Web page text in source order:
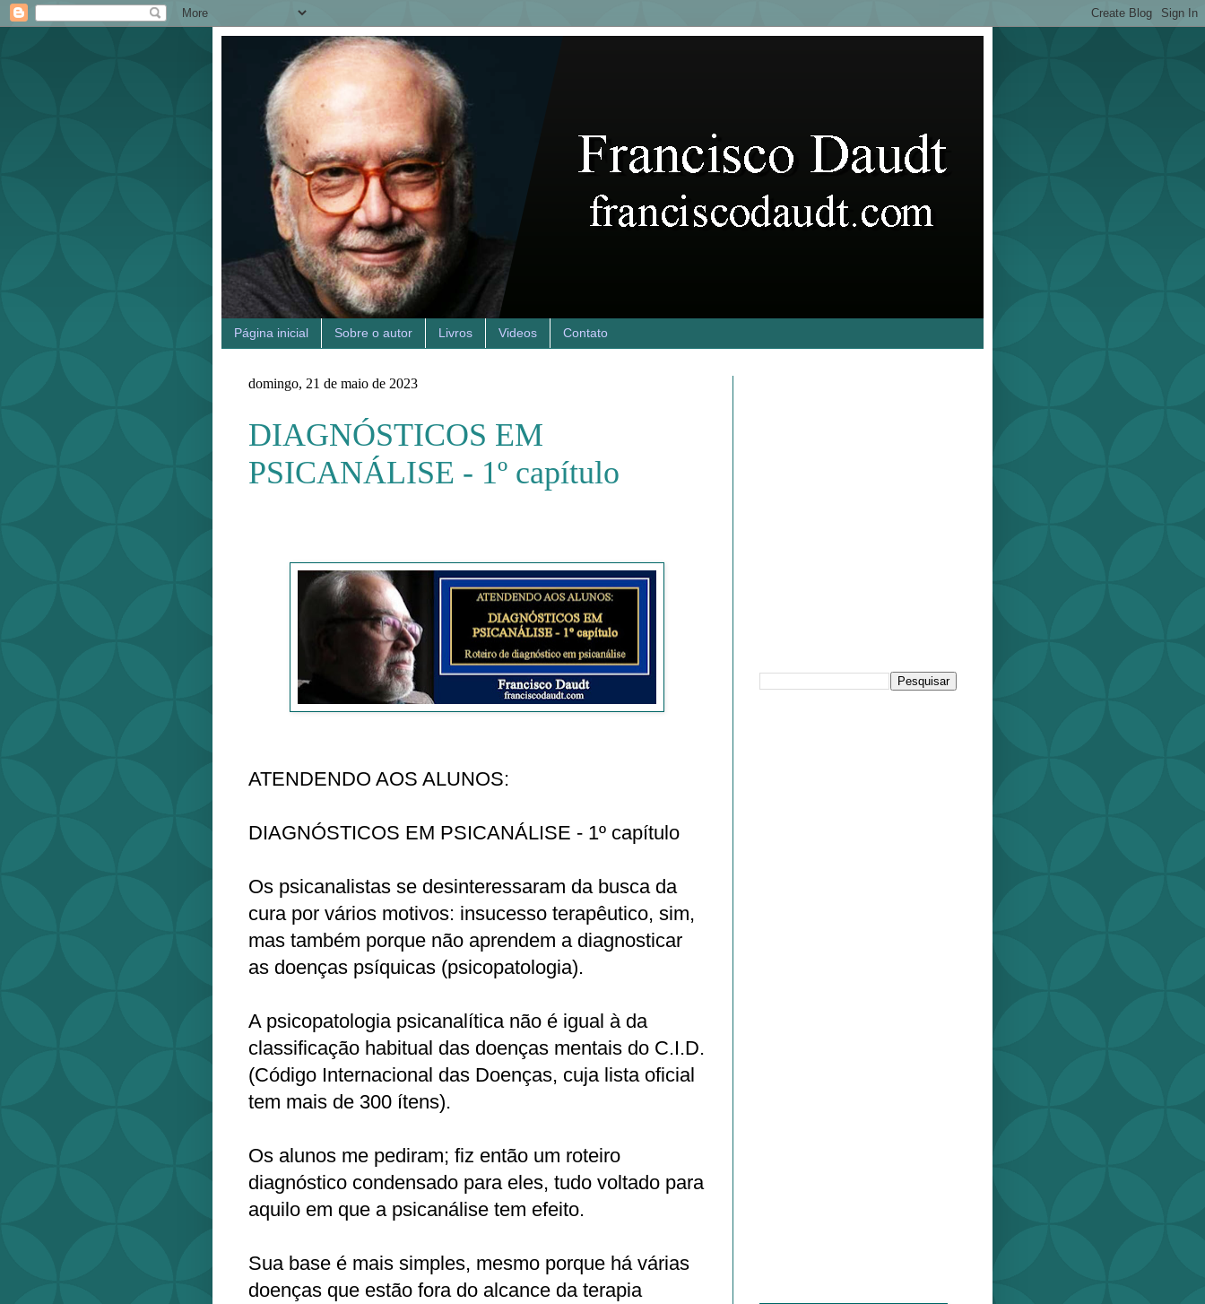
Página inicial Sobre o autor Livros Videos Contato
domingo, 21 de maio de 2023
DIAGNÓSTICOS EM
PSICANÁLISE - 1º capítulo
ATENDENDO AOS ALUNOS:
DIAGNÓSTICOS EM PSICANÁLISE - 1º capítulo
Os psicanalistas se desinteressaram da busca da
cura por vários motivos: insucesso terapêutico, sim,
mas também porque não aprendem a diagnosticar
as doenças psíquicas (psicopatologia).
A psicopatologia psicanalítica não é igual à da
classificação habitual das doenças mentais do C.I.D.
(Código Internacional das Doenças, cuja lista oficial
tem mais de 300 ítens).
Os alunos me pediram; fiz então um roteiro
diagnóstico condensado para eles, tudo voltado para
aquilo em que a psicanálise tem efeito.
Sua base é mais simples, mesmo porque há várias
doenças que estão fora do alcance da terapia